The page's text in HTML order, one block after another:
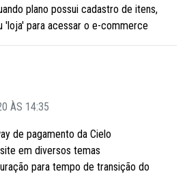
plano possui cadastro de itens,
'loja' para acessar o e-commerce
ÀS 14:35
de pagamento da Cielo
em diversos temas
para tempo de transição do